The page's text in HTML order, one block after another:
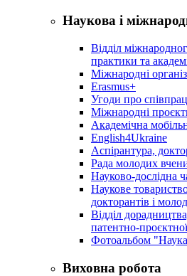
Наукова і
Відділ
практики та
Міжнародні
Erasmus+
Угоди про
Міжнародні
Академічна
English4Ukraine
Аспірантура,
Рада молодих
Науково-дослідна
Наукове
докторантів і
Відділ
патентно-проєктної
Фотоальбом "Наука
Виховна робота